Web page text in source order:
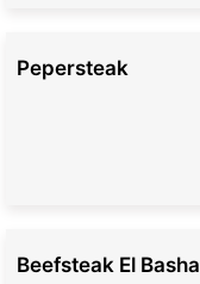
Pepersteak
Beefsteak El Basha